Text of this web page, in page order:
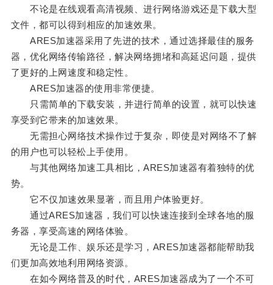
不论是在线观看高清视频、进行网络游戏还是下载大型
文件，都可以得到相应的加速效果。
ARES加速器采用了先进的技术，通过选择最佳的服务
器，优化网络传输路径，解决网络拥堵和高延迟问题，提供
了更好的上网速度和稳定性。
ARES加速器的使用非常便捷。
只需简单的下载安装，并进行简单的设置，就可以快速
享受到它带来的加速效果。
无需担心网络技术操作过于复杂，即使是对网络不了解
的用户也可以轻松上手使用。
与其他网络加速工具相比，ARES加速器有着独特的优
势。
它不仅加速效果显著，而且用户体验更好。
通过ARES加速器，我们可以快速连接到全球各地的服
务器，享受高速的网络体验。
无论是工作、娱乐还是学习，ARES加速器都能帮助我
们更加高效地利用网络资源。
在如今网络普及的时代，ARES加速器成为了一个不可